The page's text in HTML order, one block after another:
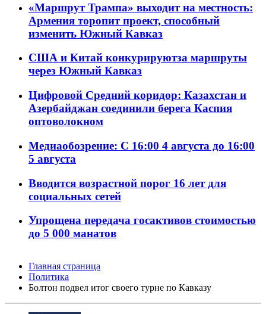
«Маршрут Трампа» выходит на местность:
Армения торопит проект, способный
изменить Южный Кавказ
США и Китай конкурируютза маршруты
через Южный Кавказ
Цифровой Средний коридор: Казахстан и
Азербайджан соединили берега Каспия
оптоволокном
Медиаобозрение: С 16:00 4 августа до 16:00
5 августа
Вводится возрастной порог 16 лет для
социальных сетей
Упрощена передача госактивов стоимостью
до 5 000 манатов
Главная страница
Политика
Болтон подвел итог своего турне по Кавказу